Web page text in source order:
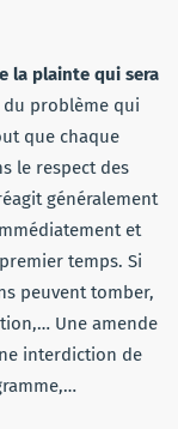
la plainte qui sera
du problème qui
que chaque
le respect des
généralement
et
temps. Si
peuvent tomber,
Une amende
interdiction de